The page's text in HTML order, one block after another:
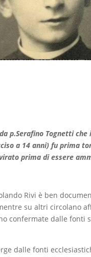
p.Serafino Tognetti che
a 14 anni) fu prima
prima di essere
Rivi è ben
su altri circolano
confermate dalle fonti
dalle fonti